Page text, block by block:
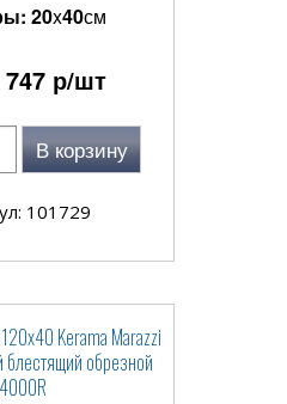
20x40см
747 р/шт
В корзину
101729
Kerama Marazzi
обрезной